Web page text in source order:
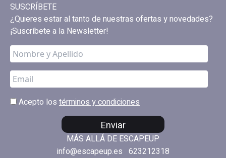
SUSCRÍBETE
¿Quieres estar al tanto de nuestras ofertas y novedades?
¡Suscríbete a la Newsletter!
Acepto los términos y condiciones
Enviar
MÁS ALLÁ DE ESCAPEUP
info@escapeup.es 623212318